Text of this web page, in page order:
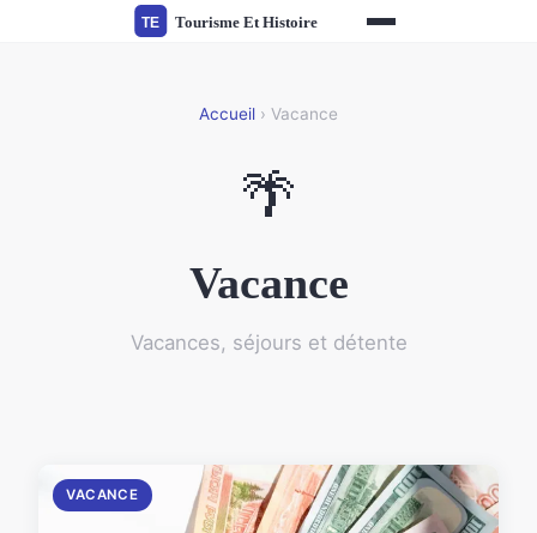
Accueil › Vacance
🌴
Vacance
Vacances, séjours et détente
VACANCE